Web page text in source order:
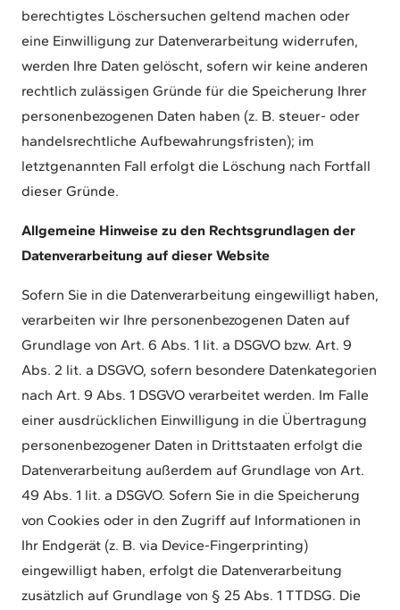
berechtigtes Löschersuchen geltend machen oder
eine Einwilligung zur Datenverarbeitung widerrufen,
werden Ihre Daten gelöscht, sofern wir keine anderen
rechtlich zulässigen Gründe für die Speicherung Ihrer
personenbezogenen Daten haben (z. B. steuer- oder
handelsrechtliche Aufbewahrungsfristen); im
letztgenannten Fall erfolgt die Löschung nach Fortfall
dieser Gründe.
Allgemeine Hinweise zu den Rechtsgrundlagen der
Datenverarbeitung auf dieser Website
Sofern Sie in die Datenverarbeitung eingewilligt haben,
verarbeiten wir Ihre personenbezogenen Daten auf
Grundlage von Art. 6 Abs. 1 lit. a DSGVO bzw. Art. 9
Abs. 2 lit. a DSGVO, sofern besondere Datenkategorien
nach Art. 9 Abs. 1 DSGVO verarbeitet werden. Im Falle
einer ausdrücklichen Einwilligung in die Übertragung
personenbezogener Daten in Drittstaaten erfolgt die
Datenverarbeitung außerdem auf Grundlage von Art.
49 Abs. 1 lit. a DSGVO. Sofern Sie in die Speicherung
von Cookies oder in den Zugriff auf Informationen in
Ihr Endgerät (z. B. via Device-Fingerprinting)
eingewilligt haben, erfolgt die Datenverarbeitung
zusätzlich auf Grundlage von § 25 Abs. 1 TTDSG. Die